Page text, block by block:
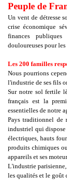
Peuple de
Un vent de détresse
crise économique
finances
douloureuses pour
Les 200 familles
Nous pourrions
l'industrie de ses fils
Sur notre sol fertile
français est la
essentielles de notre
Pays traditionnel de
industriel qui dispose
électriques, hauts
produits chimiques
appareils et ses
L'industrie
les qualités et le goût